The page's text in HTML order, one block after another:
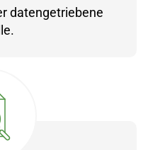
datengetriebene